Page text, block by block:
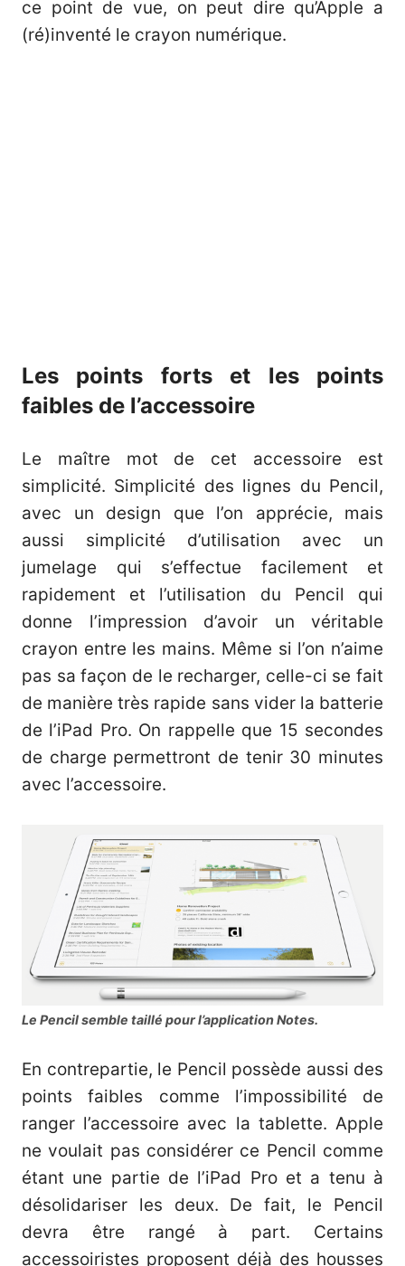
ce point de vue, on peut dire qu’Apple a
(ré)inventé le crayon numérique.
Les points forts et les points
faibles de l’accessoire
Le maître mot de cet accessoire est
simplicité. Simplicité des lignes du Pencil,
avec un design que l’on apprécie, mais
aussi simplicité d’utilisation avec un
jumelage qui s’effectue facilement et
rapidement et l’utilisation du Pencil qui
donne l’impression d’avoir un véritable
crayon entre les mains. Même si l’on n’aime
pas sa façon de le recharger, celle-ci se fait
de manière très rapide sans vider la batterie
de l’iPad Pro. On rappelle que 15 secondes
de charge permettront de tenir 30 minutes
avec l’accessoire.
Le Pencil semble taillé pour l’application Notes.
En contrepartie, le Pencil possède aussi des
points faibles comme l’impossibilité de
ranger l’accessoire avec la tablette. Apple
ne voulait pas considérer ce Pencil comme
étant une partie de l’iPad Pro et a tenu à
désolidariser les deux. De fait, le Pencil
devra être rangé à part. Certains
accessoiristes proposent déjà des housses